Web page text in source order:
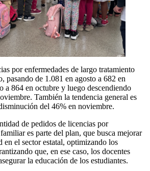
por enfermedades de largo tratamiento
pasando de 1.081 en agosto a 682 en
a 864 en octubre y luego descendiendo
También la tendencia general es
del 46% en noviembre.
de pedidos de licencias por
es parte del plan, que busca mejorar
en el sector estatal, optimizando los
que, en ese caso, los docentes
la educación de los estudiantes.